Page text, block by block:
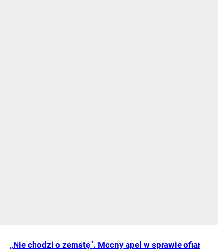
„Nie chodzi o zemstę”. Mocny apel w sprawie ofiar